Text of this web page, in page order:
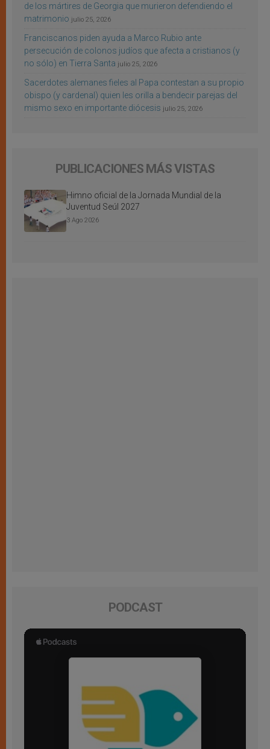
de los mártires de Georgia que murieron defendiendo el
matrimonio julio 25, 2026
Franciscanos piden ayuda a Marco Rubio ante
persecución de colonos judíos que afecta a cristianos (y
no sólo) en Tierra Santa julio 25, 2026
Sacerdotes alemanes fieles al Papa contestan a su propio
obispo (y cardenal) quien les orilla a bendecir parejas del
mismo sexo en importante diócesis julio 25, 2026
PUBLICACIONES MÁS VISTAS
Himno oficial de la Jornada Mundial de la
Juventud Seúl 2027
3 Ago 2026
PODCAST